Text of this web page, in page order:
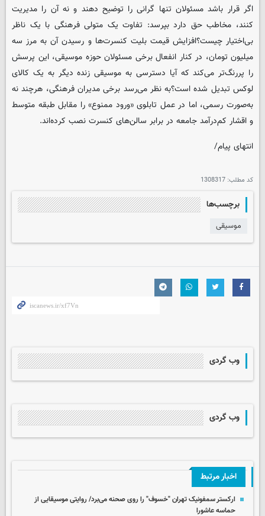
اگر قرار باشد مسئولان تنها گرانی را توضیح دهند و نه آن را مدیریت
کنند، مخاطب حق دارد بپرسد: تفاوت یک متولی فرهنگی با یک ناظر
بی‌اختیار چیست؟افزایش قیمت بلیت کنسرت‌ها و رسیدن آن به مرز سه
میلیون تومان، در کنار انفعال برخی مسئولان حوزه موسیقی، این پرسش
را پررنگ‌تر می‌کند که آیا دسترسی به موسیقی زنده دیگر به یک کالای
لوکس تبدیل شده است؟به نظر می‌رسد برخی مدیران فرهنگی، هرچند نه
به‌صورت رسمی، اما در عمل تابلوی «ورود ممنوع» را مقابل طبقه متوسط
و اقشار کم‌درآمد جامعه در برابر سالن‌های کنسرت نصب کرده‌اند.
انتهای پیام/
کد مطلب: 1308317
برچسب‌ها
موسیقی
وب گردی
وب گردی
اخبار مرتبط
ارکستر سمفونیک تهران "خسوف" را روی صحنه می‌برد/ روایتی موسیقایی از
حماسه عاشورا